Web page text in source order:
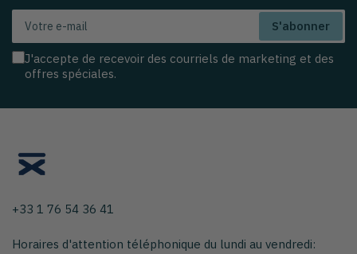
mail
S'abonner
J'accepte de recevoir des courriels de marketing et des
offres spéciales.
+33 1 76 54 36 41
Horaires d'attention téléphonique du lundi au vendredi: